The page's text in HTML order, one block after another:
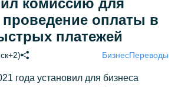
комиссию для
проведение оплаты в
платежей
БизнесПереводы
года установил для бизнеса